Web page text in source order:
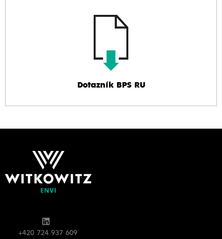
Dotazník BPS RU
+420 724 937 609